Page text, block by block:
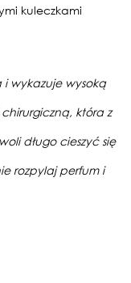
kuleczkami
i wykazuje wysoką
która z
długo cieszyć się
rozpylaj perfum i